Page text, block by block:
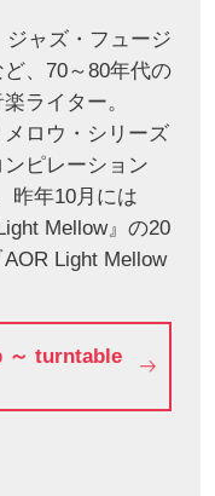
ャズ・フュージ
、70～80年代の
ライター。
ロウ・シリーズ
ピレーション
昨年10月には
Mellow』の20
Light Mellow
～ turntable